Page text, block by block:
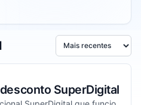
digital. Esta empresa
1 a 5 estrelas
Ordenar por
SuperDigital